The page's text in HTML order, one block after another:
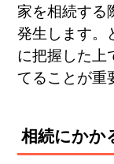
家を相続する
発生します。
に把握した上
てることが重
相続にかか